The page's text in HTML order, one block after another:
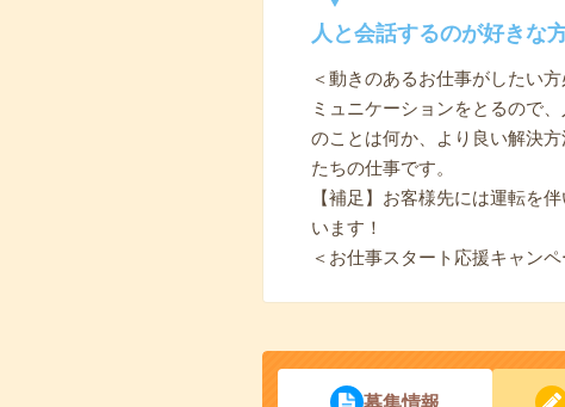
人と会話するのが好きな
＜動きのあるお仕事がしたい
ミュニケーションをとるので
のことは何か、より良い解決
たちの仕事です。
【補足】お客様先には運転を
います！
＜お仕事スタート応援キャン
募集情報